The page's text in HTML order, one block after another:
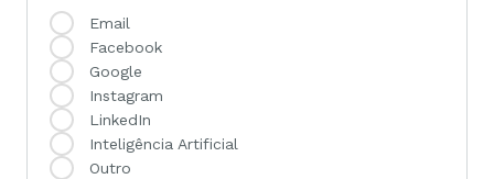
Email
Facebook
Google
Instagram
LinkedIn
Inteligência Artificial
Outro